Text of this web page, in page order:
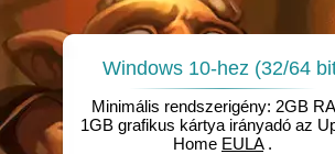
Windows 10-hez (32/64
Minimális rendszerigény: 2GB
1GB grafikus kártya irányadó az
Home EULA.